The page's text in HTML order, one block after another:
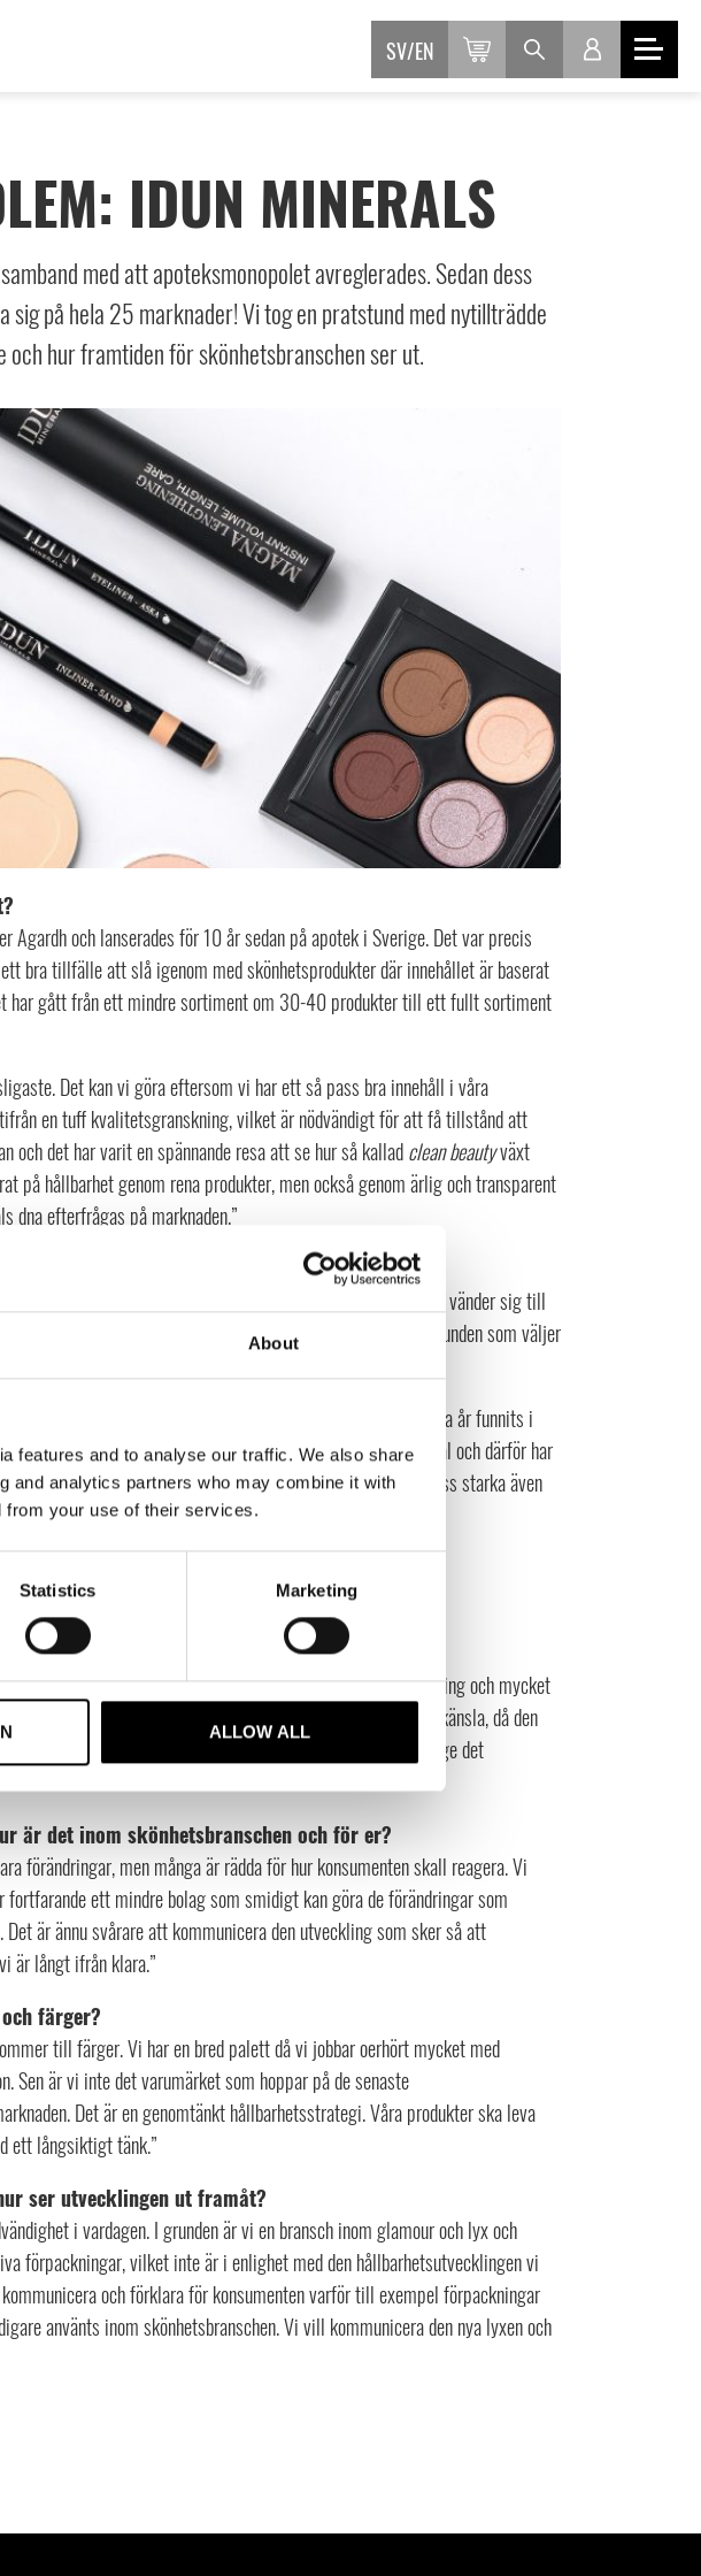
About
features and to analyse our traffic. We also share
and analytics partners who may combine it with
from your use of their services.
Statistics Marketing
ALLOW ALL
SV EN
IDUN MINERALS
med att apoteksmonopolet avreglerades. Sedan dess
på hela 25 marknader! Vi tog en pratstund med nytillträdde
hur framtiden för skönhetsbranschen ser ut.
Agardh och lanserades för 10 år sedan på apotek i Sverige. Det var precis
bra tillfälle att slå igenom med skönhetsprodukter där innehållet är baserat
har gått från ett mindre sortiment om 30-40 produkter till ett fullt sortiment
Det kan vi göra eftersom vi har ett så pass bra innehåll i våra
en tuff kvalitetsgranskning, vilket är nödvändigt för att få tillstånd att
och det har varit en spännande resa att se hur så kalladclean beautyväxt
på hållbarhet genom rena produkter, men också genom ärlig och transparent
dna efterfrågas på marknaden.”
som också inkluderar hud och hårvård. IDUN Minerals vänder sig till
av alla hudtyper. En annan målgrupp är den miljömedvetna kunden som väljer
största marknad men vi finns i 25 länder totalt. Vi har i flera år funnits i
USA är en oerhört stor marknad med mycket potential och därför har
och fysisk närvaro för att kunna utvecklas och växa oss starka även
rengöringsmedel med varmt vatten över 38 grader.”
att det viktigaste endast är två komponenter, men bra rengöring och mycket
Utöver det gäller det att hitta en bra rutin som ger en skön känsla, då den
kosmetiska känslan av produkten skall vara behaglig och ge det
är det inom skönhetsbranschen och för er?
förändringar, men många är rädda för hur konsumenten skall reagera. Vi
ett mindre bolag som smidigt kan göra de förändringar som
är ännu svårare att kommunicera den utveckling som sker så att
är långt ifrån klara.”
färger?
till färger. Vi har en bred palett då vi jobbar oerhört mycket med
Sen är vi inte det varumärket som hoppar på de senaste
Det är en genomtänkt hållbarhetsstrategi. Våra produkter ska leva
ett långsiktigt tänk.”
ser utvecklingen ut framåt?
i vardagen. I grunden är vi en bransch inom glamour och lyx och
förpackningar, vilket inte är i enlighet med den hållbarhetsutvecklingen vi
och förklara för konsumenten varför till exempel förpackningar
använts inom skönhetsbranschen. Vi vill kommunicera den nya lyxen och